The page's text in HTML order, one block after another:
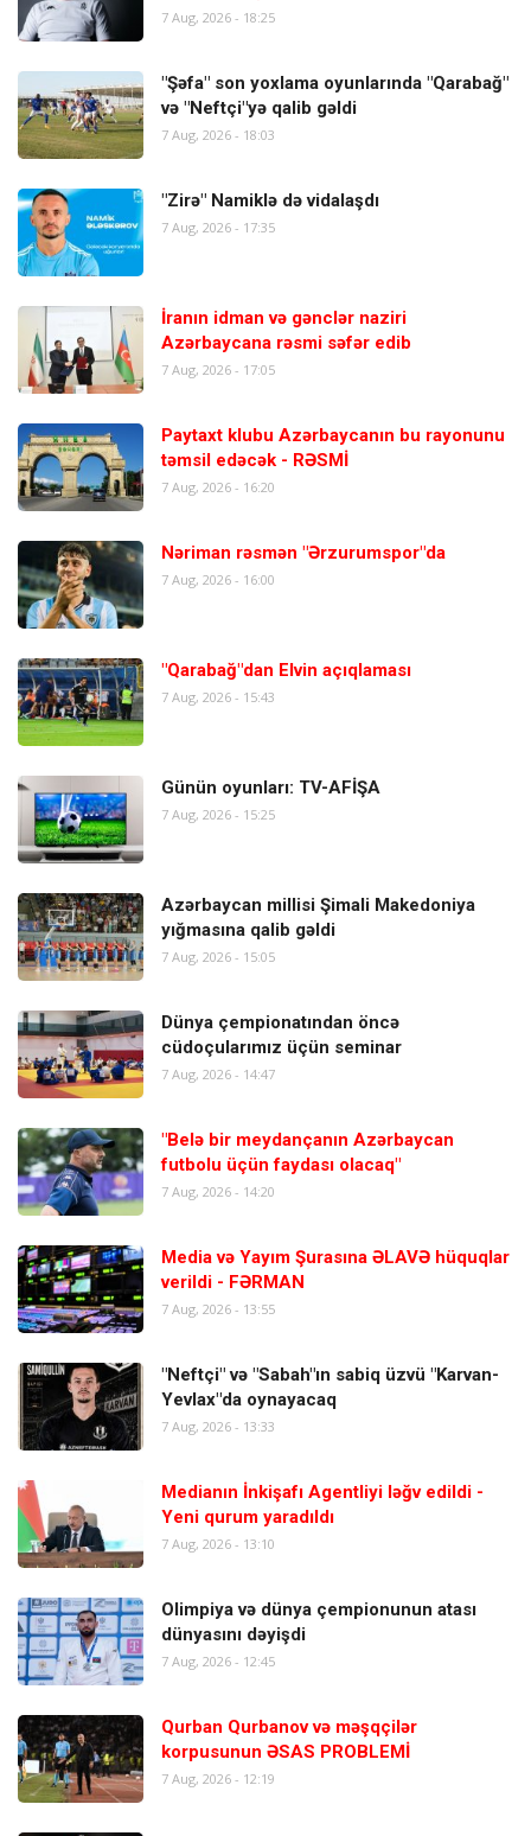
7 Aug, 2026 - 18:25
"Şəfa" son yoxlama oyunlarında "Qarabağ"
və "Neftçi"yə qalib gəldi
7 Aug, 2026 - 18:03
"Zirə" Namiklə də vidalaşdı
7 Aug, 2026 - 17:35
İranın idman və gənclər naziri
Azərbaycana rəsmi səfər edib
7 Aug, 2026 - 17:05
Paytaxt klubu Azərbaycanın bu rayonunu
təmsil edəcək - RƏSMİ
7 Aug, 2026 - 16:20
Nəriman rəsmən "Ərzurumspor"da
7 Aug, 2026 - 16:00
"Qarabağ"dan Elvin açıqlaması
7 Aug, 2026 - 15:43
Günün oyunları: TV-AFİŞA
7 Aug, 2026 - 15:25
Azərbaycan millisi Şimali Makedoniya
yığmasına qalib gəldi
7 Aug, 2026 - 15:05
Dünya çempionatından öncə
cüdoçularımız üçün seminar
7 Aug, 2026 - 14:47
"Belə bir meydançanın Azərbaycan
futbolu üçün faydası olacaq"
7 Aug, 2026 - 14:20
Media və Yayım Şurasına ƏLAVƏ hüquqlar
verildi - FƏRMAN
7 Aug, 2026 - 13:55
"Neftçi" və "Sabah"ın sabiq üzvü "Karvan-
Yevlax"da oynayacaq
7 Aug, 2026 - 13:33
Medianın İnkişafı Agentliyi ləğv edildi -
Yeni qurum yaradıldı
7 Aug, 2026 - 13:10
Olimpiya və dünya çempionunun atası
dünyasını dəyişdi
7 Aug, 2026 - 12:45
Qurban Qurbanov və məşqçilər
korpusunun ƏSAS PROBLEMİ
7 Aug, 2026 - 12:19